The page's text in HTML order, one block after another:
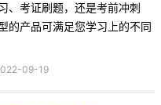
、考证刷题，还是考前冲刺
的产品可满足您学习上的不同
09-19